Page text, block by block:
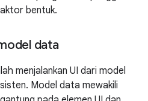
bentuk.
data
menjalankan UI dari model
Model data mewakili